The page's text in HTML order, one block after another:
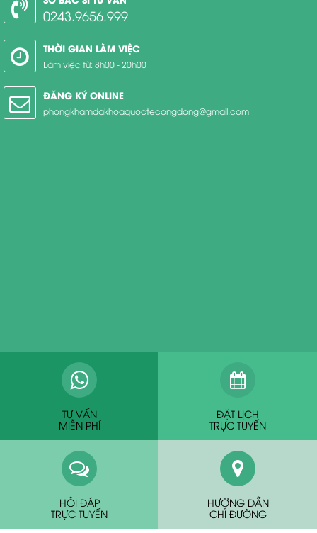
0243.9656.999
THỜI GIAN LÀM VIỆC
Làm việc từ: 8h00 - 20h00
ĐĂNG KÝ ONLINE
phongkhamdakhoaquoctecongdong@gmail.com
TƯ VẤN
MIỄN PHÍ
ĐẶT LỊCH
TRỰC TUYẾN
HỎI ĐÁP
TRỰC TUYẾN
HƯỚNG DẪN
CHỈ ĐƯỜNG